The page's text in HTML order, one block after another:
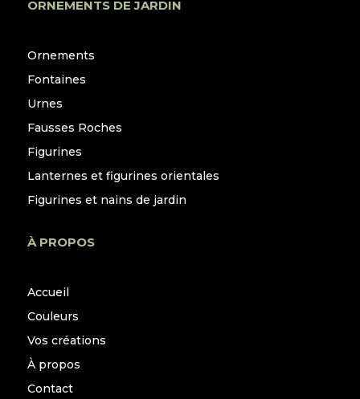
ORNEMENTS DE JARDIN
Ornements
Fontaines
Urnes
Fausses Roches
Figurines
Lanternes et figurines orientales
Figurines et nains de jardin
À PROPOS
Accueil
Couleurs
Vos créations
À propos
Contact